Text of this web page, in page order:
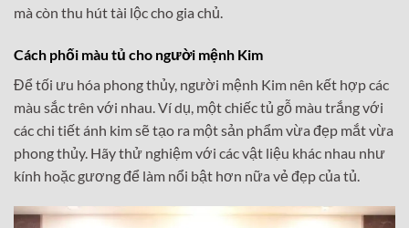
mà còn thu hút tài lộc cho gia chủ.
Cách phối màu tủ cho người mệnh Kim
Để tối ưu hóa phong thủy, người mệnh Kim nên kết hợp các
màu sắc trên với nhau. Ví dụ, một chiếc tủ gỗ màu trắng với
các chi tiết ánh kim sẽ tạo ra một sản phẩm vừa đẹp mắt vừa
phong thủy. Hãy thử nghiệm với các vật liệu khác nhau như
kính hoặc gương để làm nổi bật hơn nữa vẻ đẹp của tủ.